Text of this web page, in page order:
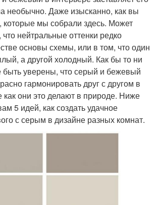
необычно. Даже изысканно, как вы
которые мы собрали здесь. Может
нейтральные оттенки редко
основы схемы, или в том, что один
а другой холодный. Как бы то ни
уверены, что серый и бежевый
гармонировать друг с другом в
как они это делают в природе. Ниже
5 идей, как создать удачное
с серым в дизайне разных комнат.